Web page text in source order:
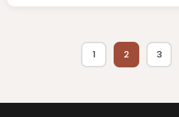
1 2 3